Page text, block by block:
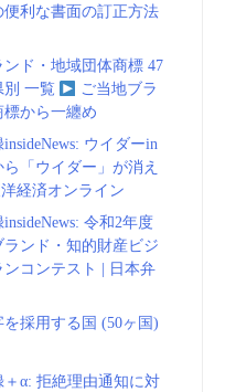
便利な書面の訂正方法
ンド・地域団体商標 47
別 一覧
ご当地ブラ
標から一纏め
ウイダーin
「ウイダー」が消え
経済オンライン
令和2年度
ランド・知的財産ビジ
ンコンテスト | 日本弁
を採用する国 (50ヶ国)
＋α: 拒絶理由通知に対